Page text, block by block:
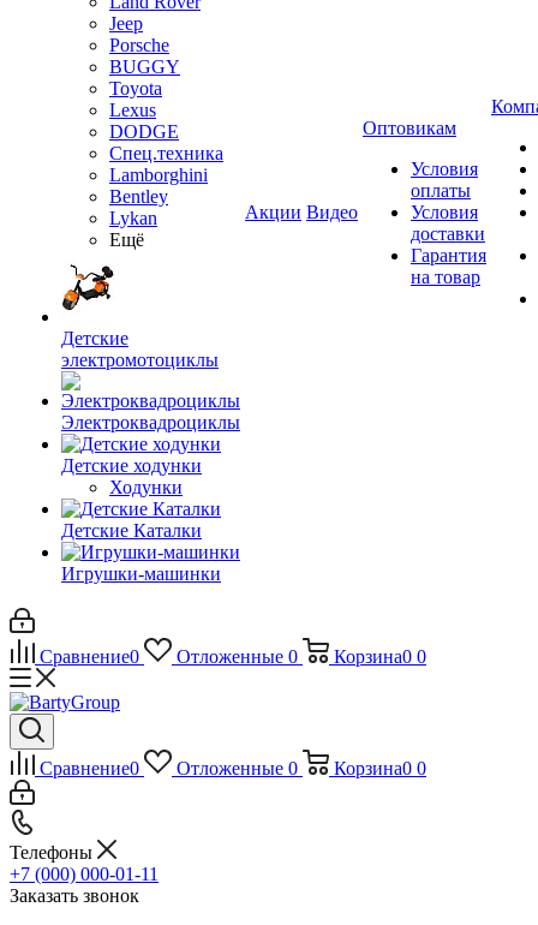
Jeep
Porsche
BUGGY
Toyota
Lexus
DODGE
Спец.техника
Lamborghini
Bentley
Lykan
Ещё
Детские
электромотоциклы
Электроквадроциклы
Детские ходунки
Ходунки
Детские Каталки
Игрушки-машинки
Акции Видео
Оптовикам
Условия
оплаты
Условия
доставки
Гарантия
на товар
Сравнение0 Отложенные 0 Корзина0 0
Сравнение0 Отложенные 0 Корзина0 0
Телефоны
+7 (000) 000-01-11
Заказать звонок